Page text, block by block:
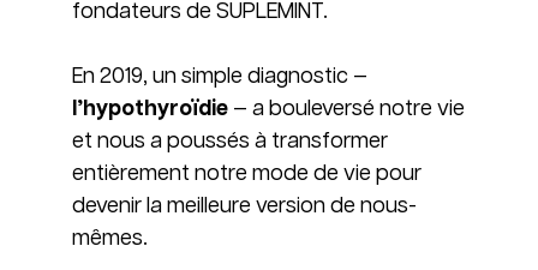
fondateurs de SUPLEMINT.
En 2019, un simple diagnostic —
l’hypothyroïdie — a bouleversé notre vie
et nous a poussés à transformer
entièrement notre mode de vie pour
devenir la meilleure version de nous-
mêmes.